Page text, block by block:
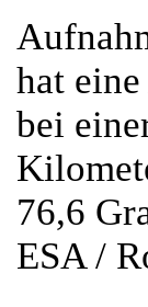
hat
bei
76,6
ESA /